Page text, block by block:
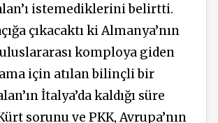
istemediklerini belirtti.
çıkacaktı ki Almanya’nın
komploya giden
için atılan bilinçli bir
İtalya’da kaldığı süre
sorunu ve PKK, Avrupa’nın